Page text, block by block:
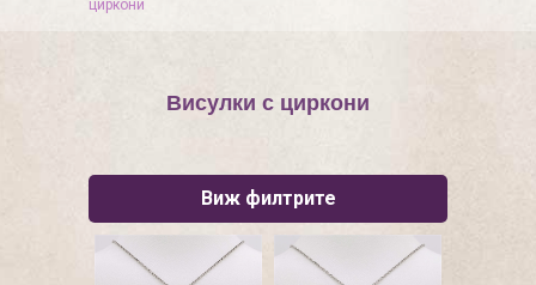
циркони
Висулки с циркони
Виж филтрите